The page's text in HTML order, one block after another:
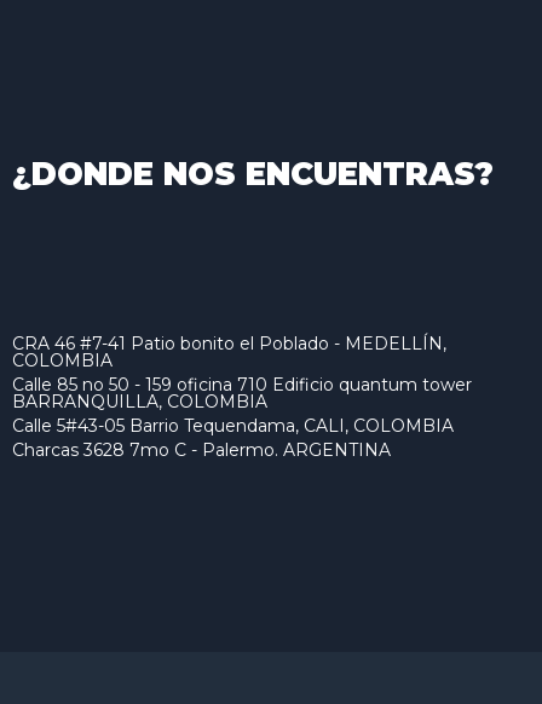
¿DONDE NOS ENCUENTRAS?
CRA 46 #7-41 Patio bonito el Poblado - MEDELLÍN,
COLOMBIA
Calle 85 no 50 - 159 oficina 710 Edificio quantum tower
BARRANQUILLA, COLOMBIA
Calle 5#43-05 Barrio Tequendama, CALI, COLOMBIA
Charcas 3628 7mo C - Palermo. ARGENTINA